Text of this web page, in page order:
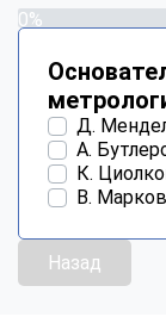
0%
Д.
А.
К.
В.
Назад